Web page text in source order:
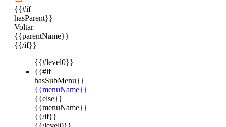
{{#if
hasParent}}
Voltar
{{parentName}}
{{/if}}
{{#level0}}
{{#if
hasSubMenu}}
{{menuName}}
{{else}}
{{menuName}}
{{/if}}